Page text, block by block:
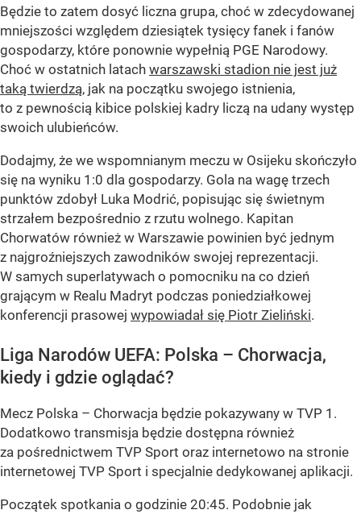
Będzie to zatem dosyć liczna grupa, choć w zdecydowanej
mniejszości względem dziesiątek tysięcy fanek i fanów
gospodarzy, które ponownie wypełnią PGE Narodowy.
Choć w ostatnich latach warszawski stadion nie jest już
taką twierdzą, jak na początku swojego istnienia,
to z pewnością kibice polskiej kadry liczą na udany występ
swoich ulubieńców.
Dodajmy, że we wspomnianym meczu w Osijeku skończyło
się na wyniku 1:0 dla gospodarzy. Gola na wagę trzech
punktów zdobył Luka Modrić, popisując się świetnym
strzałem bezpośrednio z rzutu wolnego. Kapitan
Chorwatów również w Warszawie powinien być jednym
z najgroźniejszych zawodników swojej reprezentacji.
W samych superlatywach o pomocniku na co dzień
grającym w Realu Madryt podczas poniedziałkowej
konferencji prasowej wypowiadał się Piotr Zieliński.
Liga Narodów UEFA: Polska – Chorwacja,
kiedy i gdzie oglądać?
Mecz Polska – Chorwacja będzie pokazywany w TVP 1.
Dodatkowo transmisja będzie dostępna również
za pośrednictwem TVP Sport oraz internetowo na stronie
internetowej TVP Sport i specjalnie dedykowanej aplikacji.
Początek spotkania o godzinie 20:45. Podobnie jak